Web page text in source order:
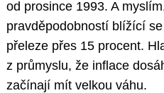
od prosince 1993. A
pravděpodobností blížící
přeleze přes 15 procent.
z průmyslu, že inflace
začínají mít velkou váhu.